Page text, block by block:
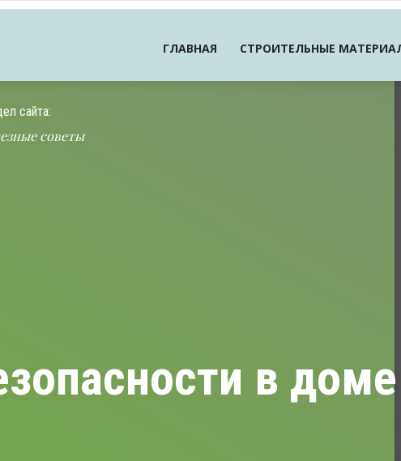
ГЛАВНАЯ СТРОИТЕЛЬНЫЕ
в
сайта:
советы